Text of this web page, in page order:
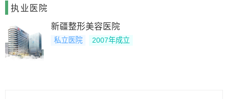
执业医院
新疆整形美容医院
私立医院 2007年成立